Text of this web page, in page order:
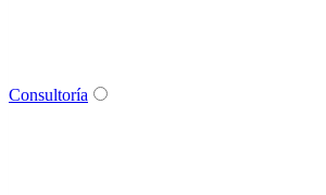
Consultoría